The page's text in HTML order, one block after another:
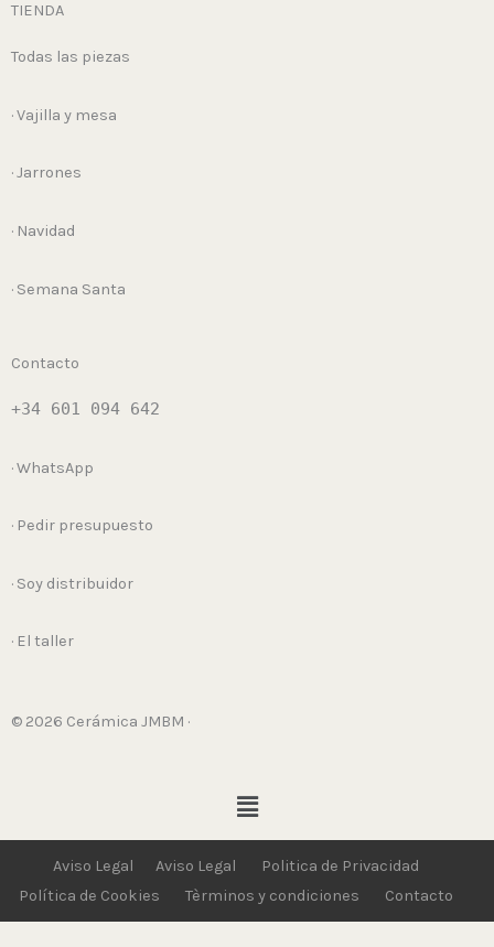
TIENDA
Todas las piezas
· Vajilla y mesa
· Jarrones
· Navidad
· Semana Santa
Contacto
+34 601 094 642
· WhatsApp
· Pedir presupuesto
· Soy distribuidor
· El taller
© 2026 Cerámica JMBM ·
Menú
Aviso Legal Aviso Legal
Politica de Privacidad
Política de Cookies
Tèrminos y condiciones Contacto